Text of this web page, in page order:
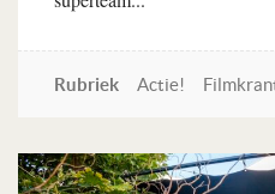
Rubriek Actie!
Lees verder